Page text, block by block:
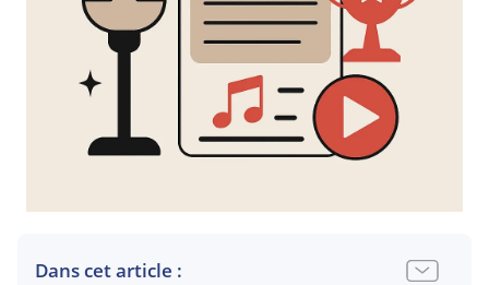
Dans cet article :